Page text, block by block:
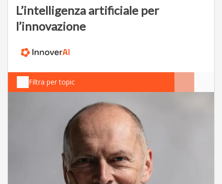
L’intelligenza artificiale per
l’innovazione
Filtra per topic